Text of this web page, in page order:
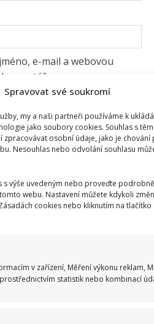
Spravovat své soukromí
my a naši partneři používáme k
jako soubory cookies. Souhlas s
zpracovávat osobní údaje, jako je
Nesouhlas nebo odvolání souhlasu
s výše uvedeným nebo proveďte
webu. Nastavení můžete kdykoli
cookies nebo kliknutím na tlačítko
v zařízení, Měření výkonu reklam,
statistik nebo kombinací
e-mail a webovou